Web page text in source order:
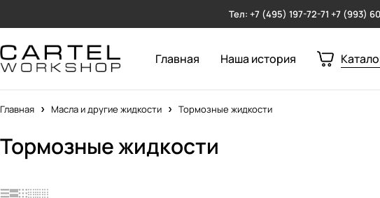
Тел: +7 (495) 197-72-71 +7 (993)
Главная Наша история
Главная Масла и другие жидкости Тормозные жидкости
Тормозные жидкости